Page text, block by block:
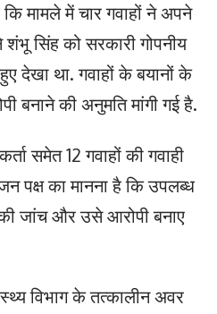
मामले में चार गवाहों ने अपने
शंभू सिंह को सरकारी गोपनीय
देखा था. गवाहों के बयानों के
बनाने की अनुमति मांगी गई है.
समेत 12 गवाहों की गवाही
पक्ष का मानना है कि उपलब्ध
जांच और उसे आरोपी बनाए
विभाग के तत्कालीन अवर